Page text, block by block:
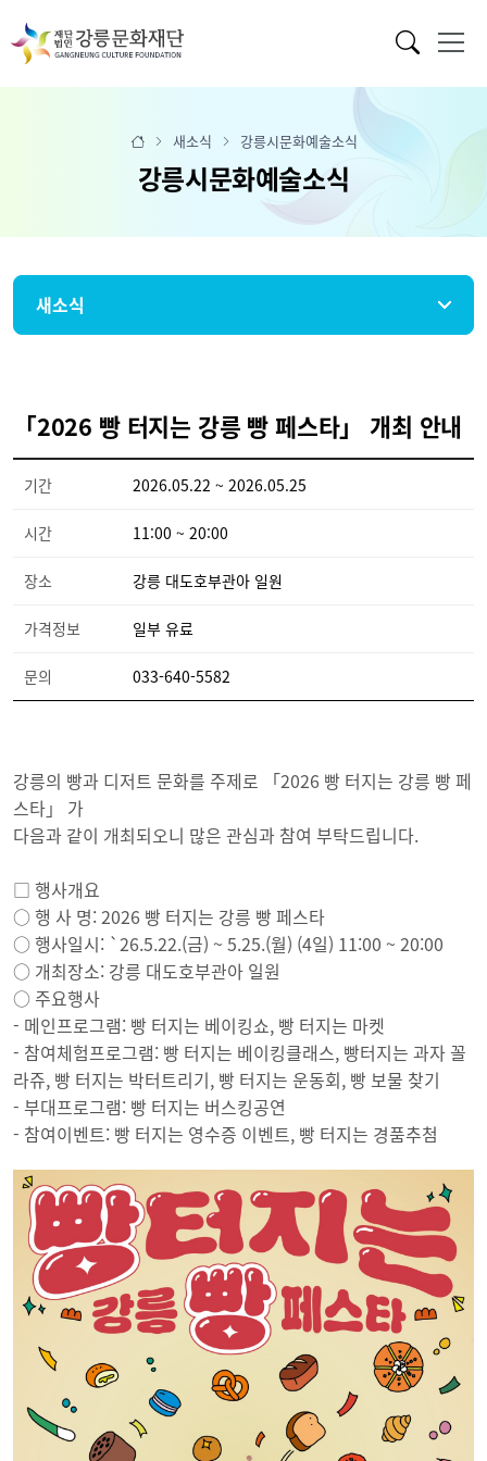
새소식 강릉시문화예술소식
강릉시문화예술소식
새소식
「2026 빵 터지는 강릉 빵 페스타」 개최 안내
기간 2026.05.22 ~ 2026.05.25
시간 11:00 ~ 20:00
장소 강릉 대도호부관아 일원
가격정보 일부 유료
문의 033-640-5582
강릉의 빵과 디저트 문화를 주제로 「2026 빵 터지는 강릉 빵 페
스타」 가
다음과 같이 개최되오니 많은 관심과 참여 부탁드립니다.
□ 행사개요
○ 행 사 명: 2026 빵 터지는 강릉 빵 페스타
○ 행사일시: `26.5.22.(금) ~ 5.25.(월) (4일) 11:00 ~ 20:00
○ 개최장소: 강릉 대도호부관아 일원
○ 주요행사
- 메인프로그램: 빵 터지는 베이킹쇼, 빵 터지는 마켓
- 참여체험프로그램: 빵 터지는 베이킹클래스, 빵터지는 과자 꼴
라쥬, 빵 터지는 박터트리기, 빵 터지는 운동회, 빵 보물 찾기
- 부대프로그램: 빵 터지는 버스킹공연
- 참여이벤트: 빵 터지는 영수증 이벤트, 빵 터지는 경품추첨